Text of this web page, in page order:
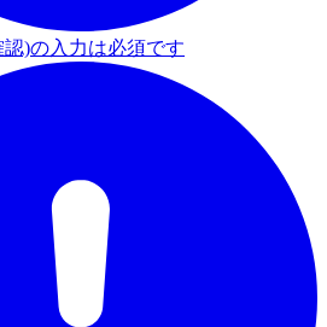
)の入力は必須です